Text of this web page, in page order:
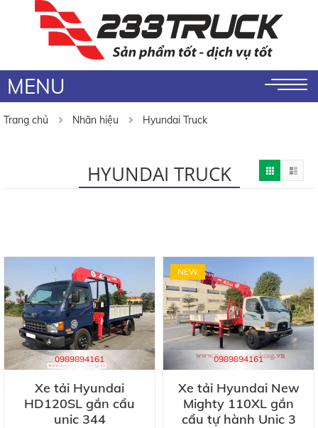
MENU
Trang chủ Nhãn hiệu Hyundai Truck
HYUNDAI TRUCK
0989894161
Xe tải Hyundai
HD120SL gắn cẩu
unic 344
0989894161
NEW
Xe tải Hyundai New
Mighty 110XL gắn
cẩu tự hành Unic 3